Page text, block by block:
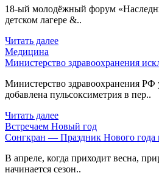
18-ый молодёжный форум
детском лагере &..
Читать далее
Медицина
Министерство здравоохранения
Министерство здравоохранения
добавлена пульсоксиметрия в пер..
Читать далее
Встречаем Новый год
Сонгкран — Праздник Нового года
В апреле, когда приходит весна,
начинается сезон..